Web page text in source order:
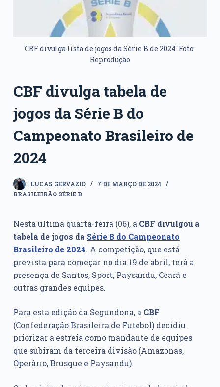
CBF divulga lista de jogos da Série B de 2024. Foto:
Reprodução
CBF divulga tabela de
jogos da Série B do
Campeonato Brasileiro de
2024
LUCAS GERVAZIO
7 DE MARÇO DE 2024
BRASILEIRÃO SÉRIE B
Nesta última quarta-feira (06), a CBF divulgou a
tabela de jogos da Série B do Campeonato
Brasileiro de 2024. A competição, que está
prevista para começar no dia 19 de abril, terá a
presença de Santos, Sport, Paysandu, Ceará e
outras grandes equipes.
Para esta edição da Segundona, a CBF
(Confederação Brasileira de Futebol) decidiu
priorizar a estreia como mandante de equipes
que subiram da terceira divisão (Amazonas,
Operário, Brusque e Paysandu).